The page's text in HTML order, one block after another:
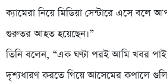
ক্যামেরা নিয়ে মিডিয়া সেন্টারে এসে বলে
গুরুতর আহত হয়েছেন।”
তিনি বলেন, “এক ঘণ্টা পরই আমি খবর
দৃশ্যধারণ করতে গিয়ে আসেমের কপালে